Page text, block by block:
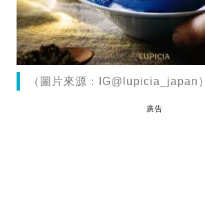
（圖片來源：IG@lupicia_japan）
廣告